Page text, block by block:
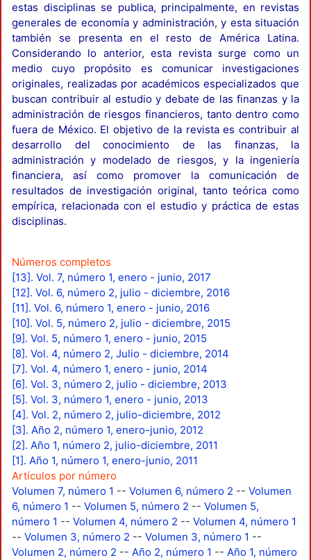
estas disciplinas se publica, principalmente, en revistas
generales de economía y administración, y esta situación
también se presenta en el resto de América Latina.
Considerando lo anterior, esta revista surge como un
medio cuyo propósito es comunicar investigaciones
originales, realizadas por académicos especializados que
buscan contribuir al estudio y debate de las finanzas y la
administración de riesgos financieros, tanto dentro como
fuera de México. El objetivo de la revista es contribuir al
desarrollo del conocimiento de las finanzas, la
administración y modelado de riesgos, y la ingeniería
financiera, así como promover la comunicación de
resultados de investigación original, tanto teórica como
empírica, relacionada con el estudio y práctica de estas
disciplinas.
Números completos
[13]. Vol. 7, número 1, enero - junio, 2017
[12]. Vol. 6, número 2, julio - diciembre, 2016
[11]. Vol. 6, número 1, enero - junio, 2016
[10]. Vol. 5, número 2, julio - diciembre, 2015
[9]. Vol. 5, número 1, enero - junio, 2015
[8]. Vol. 4, número 2, Julio - diciembre, 2014
[7]. Vol. 4, número 1, enero - junio, 2014
[6]. Vol. 3, número 2, julio - diciembre, 2013
[5]. Vol. 3, número 1, enero - junio, 2013
[4]. Vol. 2, número 2, julio-diciembre, 2012
[3]. Año 2, número 1, enero-junio, 2012
[2]. Año 1, número 2, julio-diciembre, 2011
[1]. Año 1, número 1, enero-junio, 2011
Artículos por número
Volumen 7, número 1 -- Volumen 6, número 2 -- Volumen
6, número 1 -- Volumen 5, número 2 -- Volumen 5,
número 1 -- Volumen 4, número 2 -- Volumen 4, número 1
-- Volumen 3, número 2 -- Volumen 3, número 1 --
Volumen 2, número 2 -- Año 2, número 1 -- Año 1, número